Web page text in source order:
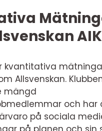
AIK
kvantitativa
Allsvenskan.
mängd
och har
på sociala